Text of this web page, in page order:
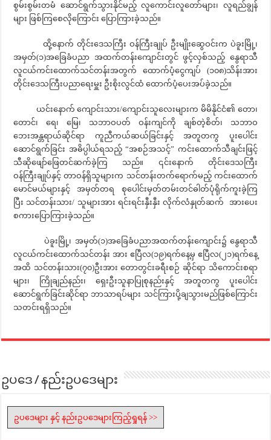
စွမ်းစွမ်းတမံ ဆောင်ရွက်သွားနိုင်မည့် လူကောင်းလူတော်များ၊ လူရည်ချွန်
များ ဖြစ်ကြစေလိုကြောင်း ပြောကြားခဲ့သည်။
ထို့နောက် တိုင်းဒေသကြီး ဝန်ကြီးချုပ် ဦးမျိုးဆွေဝင်းက ပဲခူးမြို့၊
အမှတ်(၁)အခြေခံပညာ အထက်တန်းကျောင်းတွင် ဖွင့်လှစ်သည့် နွေရာသီ
လူငယ်ကင်းထောက်သင်တန်းအတွက် ထောက်ပံ့ငွေကျပ် (၁၀၈)သိန်းအား
တိုင်းဒေသကြီးပညာရေးမှူး ဦးစိုးလွင်ထံ ထောက်ပံ့ပေးအပ်ခဲ့သည်။
ယင်းနောက် ကျောင်းသား/ကျောင်းသူလေးများက မိမိနိုင်ငံ၏ တော၊
တောင်၊ ရေ၊ မြေ၊ သဘာဝပတ် ဝန်းကျင်ကို ချစ်တဲ့စိတ်၊ သဘာဝ
ဘေးအန္တရာယ်ဆိုင်ရာ ကူညီကယ်ဆယ်ခြင်းနှင့် အတူတကွ ပူးပေါင်း
ဆောင်ရွက်ခြင်း အဓိပ္ပါယ်ရသည့် “အစဉ်အသင့်” ကင်းထောက်သီချင်းဖြင့်
သီဆိုဖျော်ဖြေတင်ဆက်ခဲ့ကြ သည်။ ၎င်းနောက် တိုင်းဒေသကြီး
ဝန်ကြီးချုပ်နှင့် တာဝန်ရှိသူများက သင်တန်းတက်ရောက်မည့် ကင်းထောက်
မောင်မယ်များနှင့် အမှတ်တရ စုပေါင်းမှတ်တမ်းတင်ဓါတ်ပုံရိုက်ကူးခဲ့ကြ
ပြီး သင်တန်းသား/ သူများအား ရင်းရင်းနှီးနှီး လိုက်လံနှုတ်ဆက် အားပေး
စကားပြောကြားခဲ့သည်။
ပဲခူးမြို့၊ အမှတ်(၁)အခြေခံပညာအထက်တန်းကျောင်း၌ နွေရာသီ
လူငယ်ကင်းထောက်သင်တန်း အား ဧပြီလ(၁၉)ရက်နေ့မှ ဧပြီလ(၂၁)ရက်နေ့
အထိ သင်တန်းသား(၇၀)ဦးအား တောတွင်းခရီးစဉ် ဆိုင်ရာ သိကောင်းစရာ
များ၊ ကြိုချည်နည်း၊ ရှေးဦးသူနာပြုစုနည်းနှင့် အတူတကွ ပူးပေါင်း
ဆောင်ရွက်ခြင်းဆိုင်ရာ ဘာသာရပ်များ သင်ကြားပို့ချသွားမည်ဖြစ်ကြောင်း
သတင်းရရှိသည်။
ဥပဒေ / နည်းဥပဒေများ
ဥပဒေများ နှင့် နည်းဥပဒေများကြည့်ရှုရန် >>